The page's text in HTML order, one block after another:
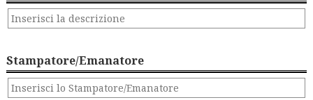
Stampatore/Emanatore